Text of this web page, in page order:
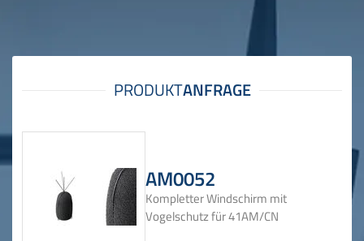
AM0052
Kompletter Windschirm mit
Vogelschutz für 41AM/CN